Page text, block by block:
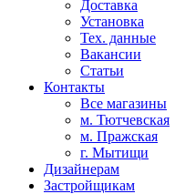
Доставка
Установка
Тех. данные
Вакансии
Статьи
Контакты
Все магазины
м. Тютчевская
м. Пражская
г. Мытищи
Дизайнерам
Застройщикам